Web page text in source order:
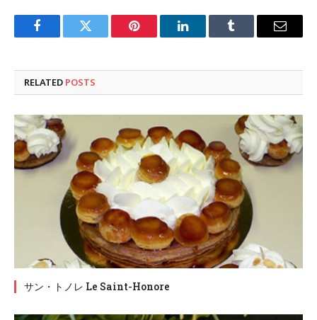
FacebookTwitter Pinterest LinkedInTumblr Email
RELATED POSTS
サン・トノレ Le Saint-Honore